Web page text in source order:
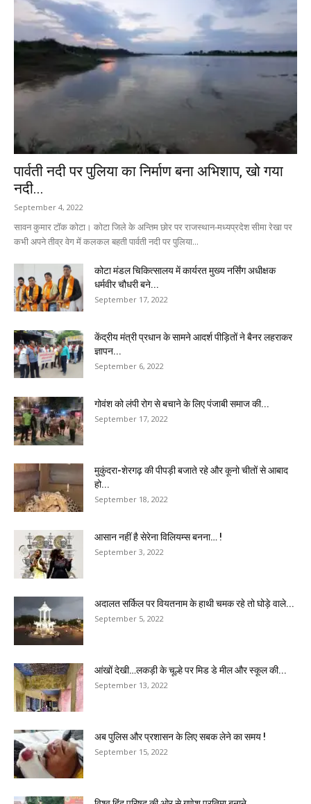
पार्वती नदी पर पुलिया का निर्माण बना अभिशाप, खो गया
नदी...
September 4, 2022
सावन कुमार टॉक कोटा। कोटा जिले के अन्तिम छोर पर राजस्थान-मध्यप्रदेश सीमा रेखा पर
कभी अपने तीव्र वेग में कलकल बहती पार्वती नदी पर पुलिया...
कोटा मंडल चिकित्सालय में कार्यरत मुख्य नर्सिंग अधीक्षक
धर्मवीर चौधरी बने...
September 17, 2022
केंद्रीय मंत्री प्रधान के सामने आदर्श पीड़ितों ने बैनर लहराकर
ज्ञापन...
September 6, 2022
गोवंश को लंपी रोग से बचाने के लिए पंजाबी समाज की...
September 17, 2022
मुकुंदरा-शेरगढ़ की पीपड़ी बजाते रहे और कूनो चीतों से आबाद
हो...
September 18, 2022
आसान नहीं है सेरेना विलियम्स बनना… !
September 3, 2022
अदालत सर्किल पर वियतनाम के हाथी चमक रहे तो घोड़े वाले...
September 5, 2022
आंखों देखी…लकड़ी के चूल्हे पर मिड डे मील और स्कूल की...
September 13, 2022
अब पुलिस और प्रशासन के लिए सबक लेने का समय !
September 15, 2022